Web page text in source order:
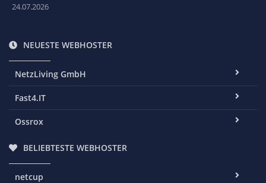
24.07.2026
NEUESTE WEBHOSTER
NetzLiving GmbH
Fast4.IT
Ossrox
BELIEBTESTE WEBHOSTER
netcup